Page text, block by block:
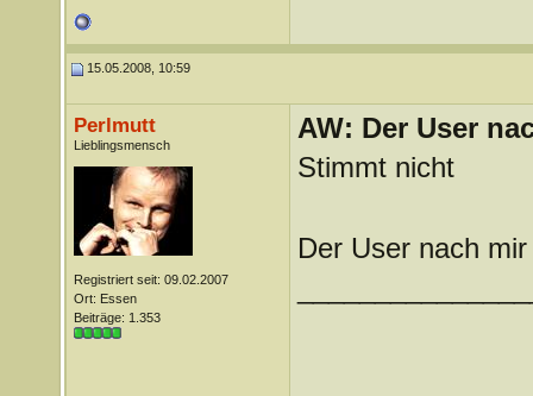
15.05.2008, 10:59
Perlmutt
Lieblingsmensch
Registriert seit: 09.02.2007
Ort: Essen
Beiträge: 1.353
AW: Der User
Stimmt nicht
Der User nach